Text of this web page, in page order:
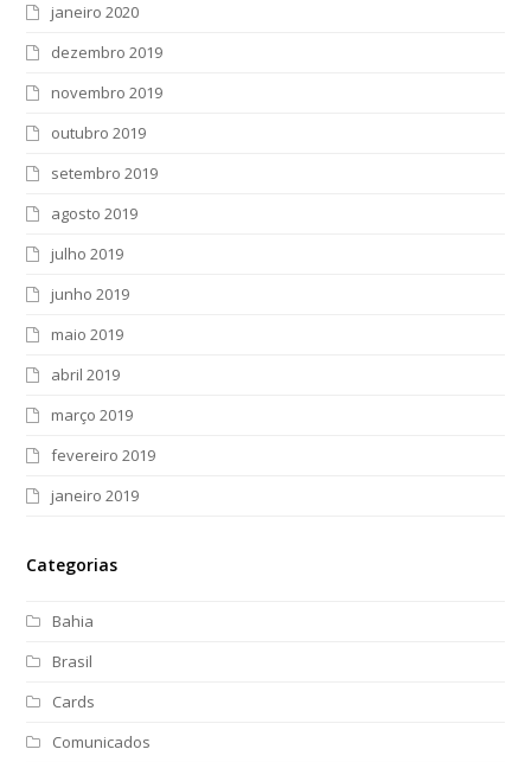
janeiro 2020
dezembro 2019
novembro 2019
outubro 2019
setembro 2019
agosto 2019
julho 2019
junho 2019
maio 2019
abril 2019
março 2019
fevereiro 2019
janeiro 2019
Categorias
Bahia
Brasil
Cards
Comunicados